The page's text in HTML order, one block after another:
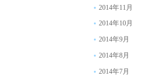
2014年11月
2014年10月
2014年9月
2014年8月
2014年7月